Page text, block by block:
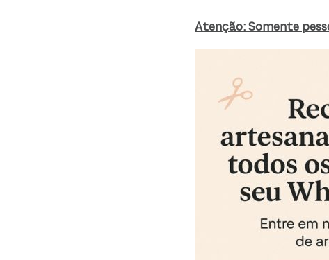
Atenção: Somente